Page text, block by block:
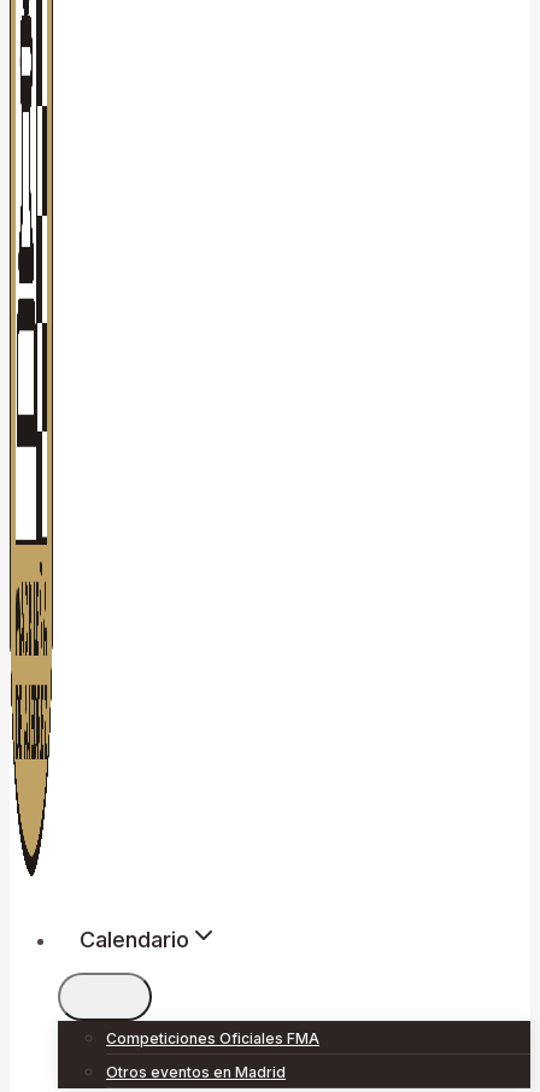
Calendario
Competiciones Oficiales FMA
Otros eventos en Madrid